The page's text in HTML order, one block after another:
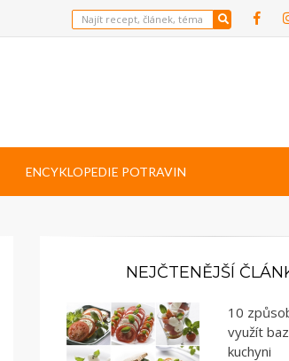
ENCYKLOPEDIE POTRAVIN
NEJČTENĚJŠÍ
10
využít
kuchyni